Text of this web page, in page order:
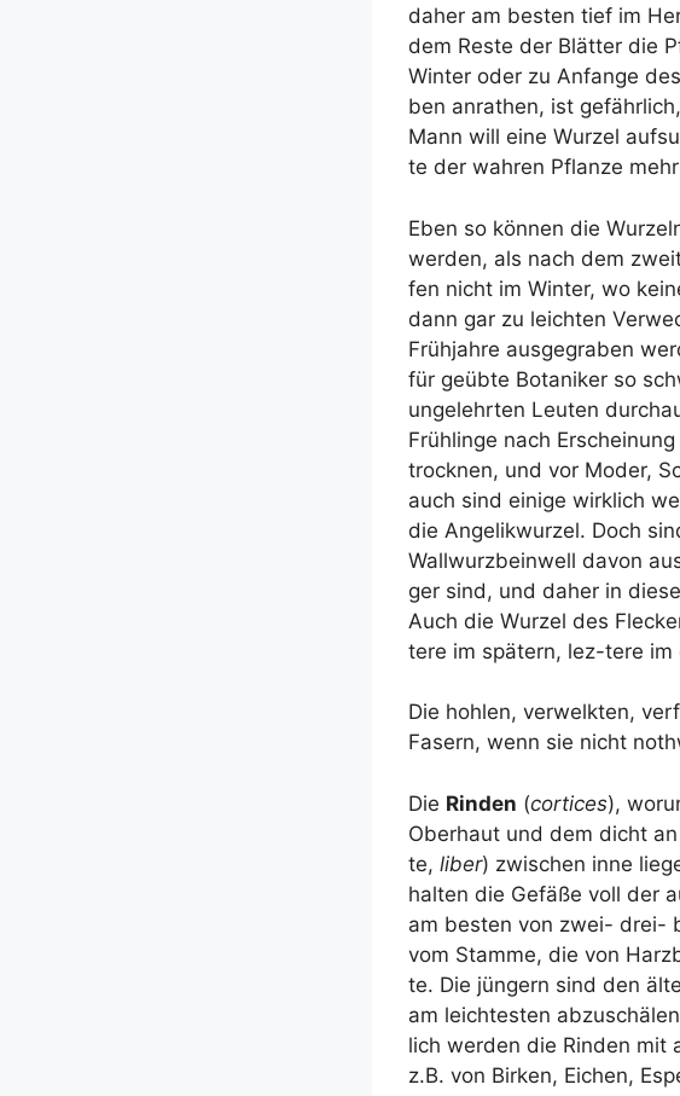
daher am bes­ten tief im
dem Res­te der Blät­ter die
Win­ter oder zu Anfan­ge
ben anra­then, ist
Mann will eine Wur­zel
te der wah­ren Pflan­ze
Eben so kön­nen die
wer­den, als nach dem
fen nicht im Win­ter, wo
dann gar zu leich­ten
Früh­jah­re aus­ge­gra­ben
für geüb­te Bota­ni­ker so
unge­lehr­ten Leu­ten
Früh­lin­ge nach
trock­nen, und vor Moder,
auch sind eini­ge wirk­lich
die Ange­lik­wur­zel. Doch
Wall­wurz­bein­well davon
ger sind, und daher in
Auch die Wur­zel des
te­re im spä­tern, lez-tere im
Die hoh­len, ver­welk­ten,
Fasern, wenn sie nicht
Die Rin­den (cor­ti­ces),
Ober­haut und dem dicht
te, liber) zwi­schen inne
hal­ten die Gefä­ße voll der
am bes­ten von zwei- drei-
vom Stam­me, die von
te. Die jün­gern sind den
am leich­tes­ten
lich wer­den die Rin­den mit
z.B. von Bir­ken, Eichen,